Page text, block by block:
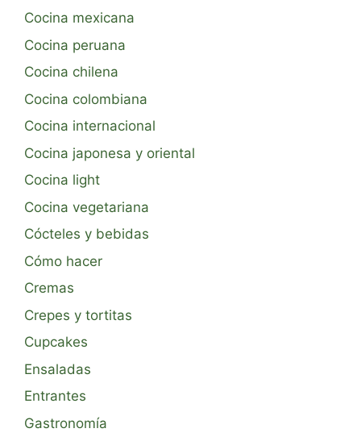
Cocina mexicana
Cocina peruana
Cocina chilena
Cocina colombiana
Cocina internacional
Cocina japonesa y oriental
Cocina light
Cocina vegetariana
Cócteles y bebidas
Cómo hacer
Cremas
Crepes y tortitas
Cupcakes
Ensaladas
Entrantes
Gastronomía